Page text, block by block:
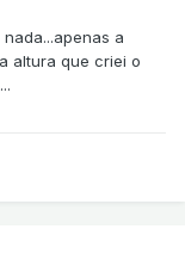
a
altura que criei o